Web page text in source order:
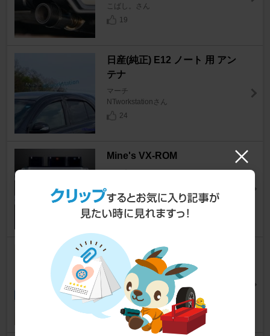
こばし。さん
19
日産(純正) E12 ノート 用 アン
テナ
マーチ
NTworkstationさん
24
Mine's VX-ROM
マーチ
13
コメリ CRUZARD 製造元 エン
ジンオイル SP 5W‐30
マーチ
hks409さん
27